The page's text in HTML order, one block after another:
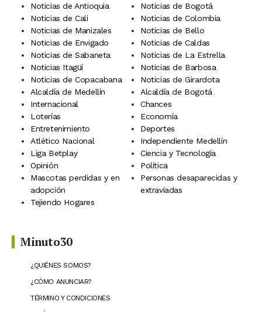
Noticias de Antioquia
Noticias de Bogotá
Noticias de Cali
Noticias de Colombia
Noticias de Manizales
Noticias de Bello
Noticias de Envigado
Noticias de Caldas
Noticias de Sabaneta
Noticias de La Estrella
Noticias Itagüí
Noticias de Barbosa
Noticias de Copacabana
Noticias de Girardota
Alcaldía de Medellín
Alcaldía de Bogotá
Internacional
Chances
Loterías
Economía
Entretenimiento
Deportes
Atlético Nacional
Independiente Medellín
Liga Betplay
Ciencia y Tecnología
Opinión
Política
Mascotas perdidas y en
adopción
Personas desaparecidas y
extraviadas
Tejiendo Hogares
Minuto30
¿QUIÉNES SOMOS?
¿CÓMO ANUNCIAR?
TÉRMINO Y CONDICIONES